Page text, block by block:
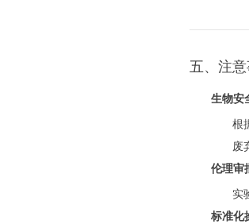
五、注
生物安
根
废
伦理审
实
标准化